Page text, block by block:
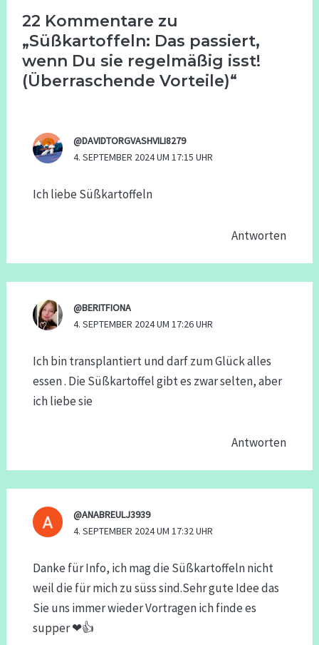
22 Kommentare zu
„Süßkartoffeln: Das passiert,
wenn Du sie regelmäßig isst!
(Überraschende Vorteile)“
@DAVIDTORGVASHVILI8279
4. SEPTEMBER 2024 UM 17:15 UHR
Ich liebe Süßkartoffeln
Antworten
@BERITFIONA
4. SEPTEMBER 2024 UM 17:26 UHR
Ich bin transplantiert und darf zum Glück alles
essen . Die Süßkartoffel gibt es zwar selten, aber
ich liebe sie
Antworten
@ANABREULJ3939
4. SEPTEMBER 2024 UM 17:32 UHR
Danke für Info, ich mag die Süßkartoffeln nicht
weil die für mich zu süss sind.Sehr gute Idee das
Sie uns immer wieder Vortragen ich finde es
supper ❤👍